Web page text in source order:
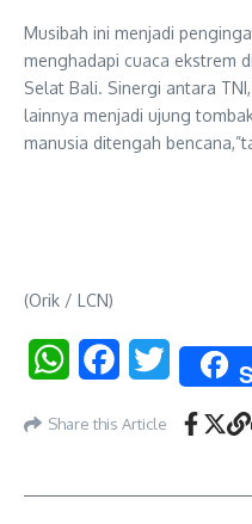
Musibah ini menjadi
menghadapi cuaca ekstrem
Selat Bali. Sinergi antara
lainnya menjadi ujung
manusia ditengah
(Orik / LCN)
WhatsAppFacebookTwitter
Share this Article